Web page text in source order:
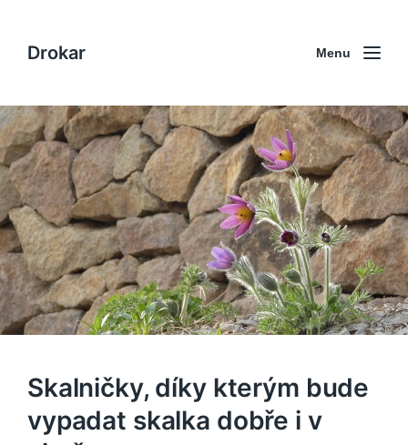
Drokar Menu
Skalničky, díky kterým bude
vypadat skalka dobře i v